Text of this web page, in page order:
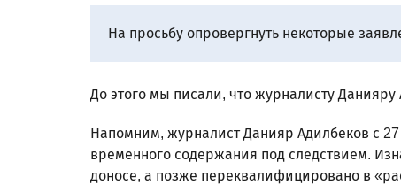
На просьбу опровергнуть некоторые
До этого мы писали, что журналисту Данияру
Напомним, журналист Данияр Адилбеков с
временного содержания под следствием.
доносе, а позже переквалифицировано в